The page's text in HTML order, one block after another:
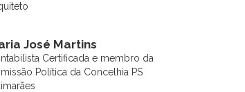
José Martins
Certificada e membro da
Política da Concelhia PS